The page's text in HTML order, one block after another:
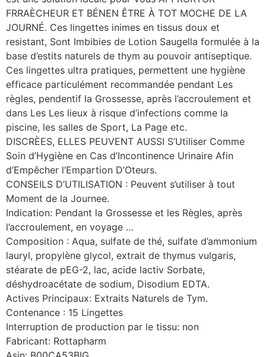
FRRAÈCHEUR ET BÉNEN ÊTRE À TOT MOCHE DE LA
JOURNÉ. Ces lingettes inimes en tissus doux et
resistant, Sont Imbibies de Lotion Saugella formulée à la
base d’estits naturels de thym au pouvoir antiseptique.
Ces lingettes ultra pratiques, permettent une hygiène
efficace particulément recommandée pendant Les
règles, pendentif la Grossesse, après l’accroulement et
dans Les Les lieux à risque d’infections comme la
piscine, les salles de Sport, La Page etc.
DISCRÈES, ELLES PEUVENT AUSSI S’Utiliser Comme
Soin d’Hygiène en Cas d’Incontinence Urinaire Afin
d’Empêcher l’Empartion D’Oteurs.
CONSEILS D’UTILISATION : Peuvent s’utiliser à tout
Moment de la Journee.
Indication: Pendant la Grossesse et les Règles, après
l’accroulement, en voyage …
Composition : Aqua, sulfate de thé, sulfate d’ammonium
lauryl, propylène glycol, extrait de thymus vulgaris,
stéarate de pEG-2, lac, acide lactiv Sorbate,
déshydroacétate de sodium, Disodium EDTA.
Actives Principaux: Extraits Naturels de Tym.
Contenance : 15 Lingettes
Interruption de production par le tissu: non
Fabricant: Rottapharm